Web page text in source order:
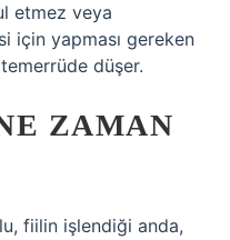
etmez veya
için yapması gereken
temerrüde düşer.
ZAMAN
fiilin işlendiği anda,